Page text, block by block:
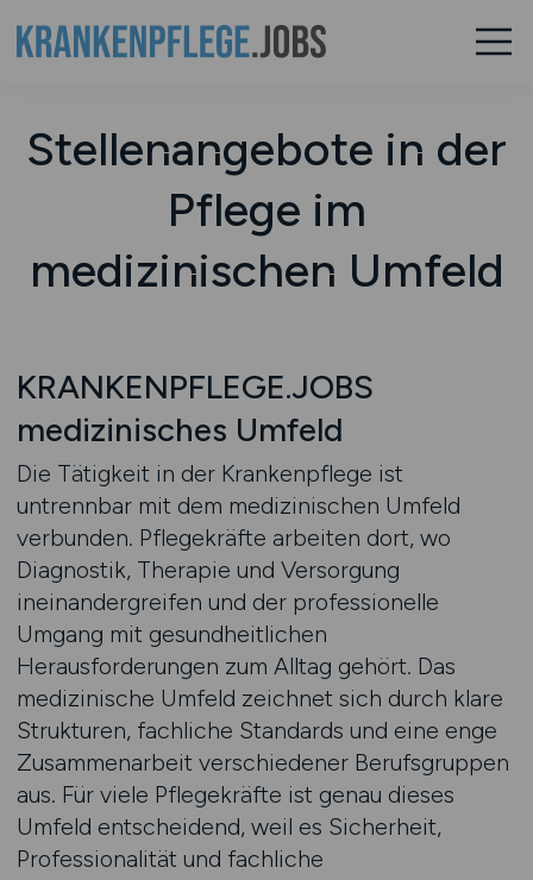
Stellenangebote in der
Pflege im
medizinischen Umfeld
KRANKENPFLEGE.JOBS
medizinisches Umfeld
Die Tätigkeit in der Krankenpflege ist
untrennbar mit dem medizinischen Umfeld
verbunden. Pflegekräfte arbeiten dort, wo
Diagnostik, Therapie und Versorgung
ineinandergreifen und der professionelle
Umgang mit gesundheitlichen
Herausforderungen zum Alltag gehört. Das
medizinische Umfeld zeichnet sich durch klare
Strukturen, fachliche Standards und eine enge
Zusammenarbeit verschiedener Berufsgruppen
aus. Für viele Pflegekräfte ist genau dieses
Umfeld entscheidend, weil es Sicherheit,
Professionalität und fachliche